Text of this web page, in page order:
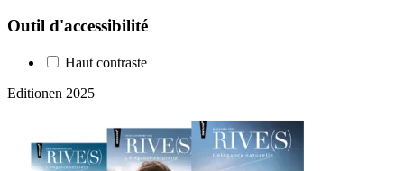
Outil d'accessibilité
Haut contraste
Editionen 2025